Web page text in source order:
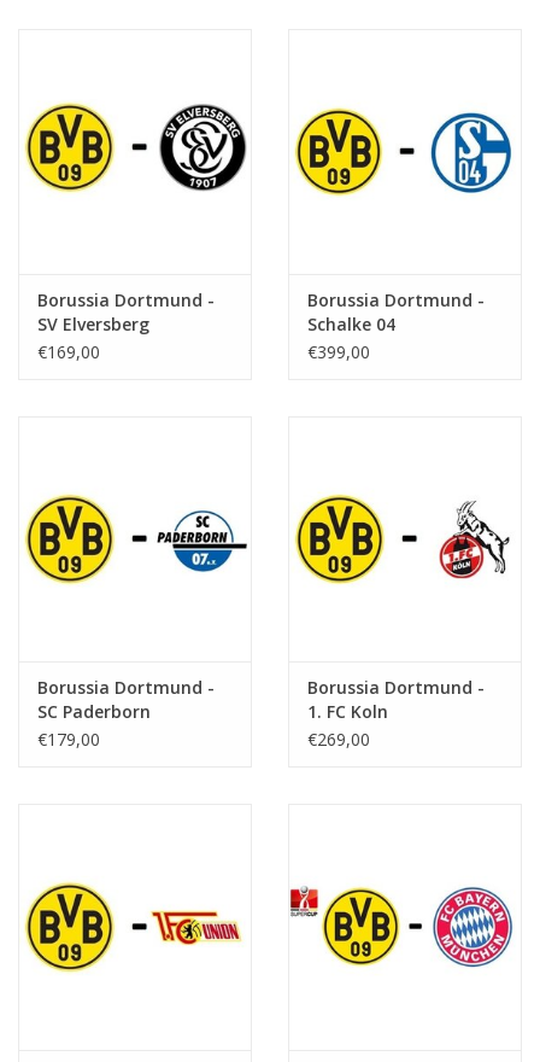
Borussia Dortmund -
SV Elversberg
€169,00
Borussia Dortmund -
Schalke 04
€399,00
Borussia Dortmund -
SC Paderborn
€179,00
Borussia Dortmund -
1. FC Koln
€269,00